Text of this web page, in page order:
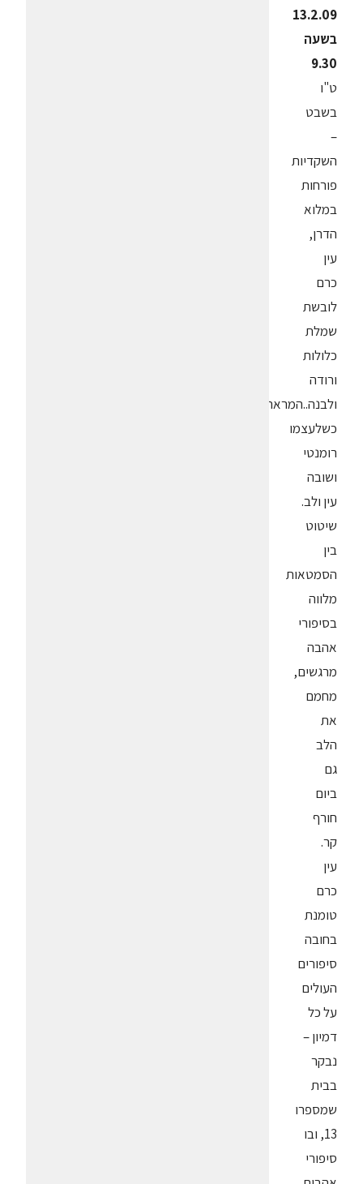
13.2.09
בשעה
9.30
ט"ו
בשבט
–
השקדיות
פורחות
במלוא
הדרן,
עין
כרם
לובשת
שמלת
כלולות
ורודה
ולבנה..המראה
כשלעצמו
רומנטי
ושובה
עין ולב.
שיטוט
בין
הסמטאות
מלווה
בסיפורי
אהבה
מרגשים,
מחמם
את
הלב
גם
ביום
חורף
קר.
עין
כרם
טומנת
בחובה
סיפורים
העולים
על כל
דמיון –
נבקר
בבית
שמספרו
13, ובו
סיפורי